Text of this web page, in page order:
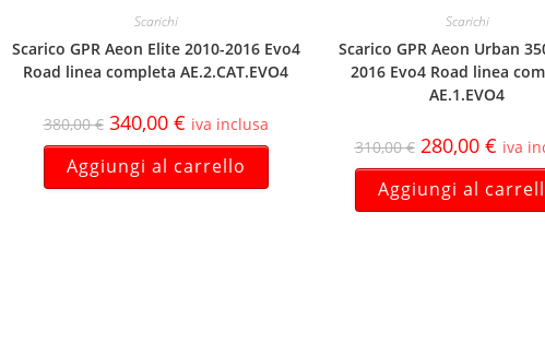
Scarichi
Scarico GPR Aeon Elite 2010-2016 Evo4
Road linea completa AE.2.CAT.EVO4
380,00€ 340,00 € iva inclusa
Aggiungi al carrello
Scarichi
Scarico GPR Aeon Urban
2016 Evo4 Road linea
AE.1.EVO4
310,00€ 280,00 € iva
Aggiungi al